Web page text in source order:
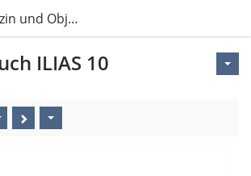
und Objekte: Forum
ILIAS 10
für Foren - Einführung